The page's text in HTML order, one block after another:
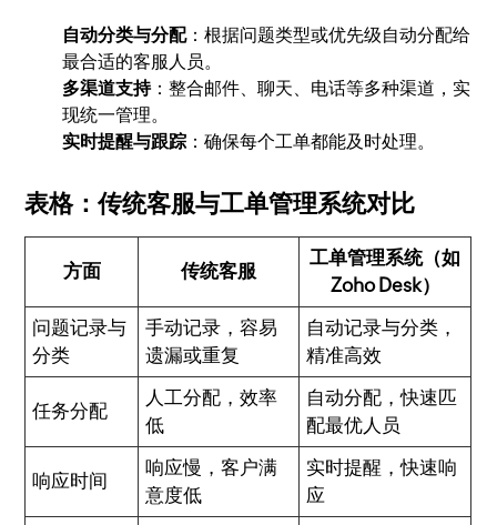
自动分类与分配：根据问题类型或优先级自动分配给
最合适的客服人员。
多渠道支持：整合邮件、聊天、电话等多种渠道，实
现统一管理。
实时提醒与跟踪 ：确保每个工单都能及时处理。
表格：传统客服与工单管理系统对比
方面 传统客服
工单管理系统（如
Zoho Desk）
问题记录与
分类
手动记录，容易
遗漏或重复
自动记录与分类，
精准高效
任务分配
人工分配，效率
低
自动分配，快速匹
配最优人员
响应时间
响应慢，客户满
意度低
实时提醒，快速响
应